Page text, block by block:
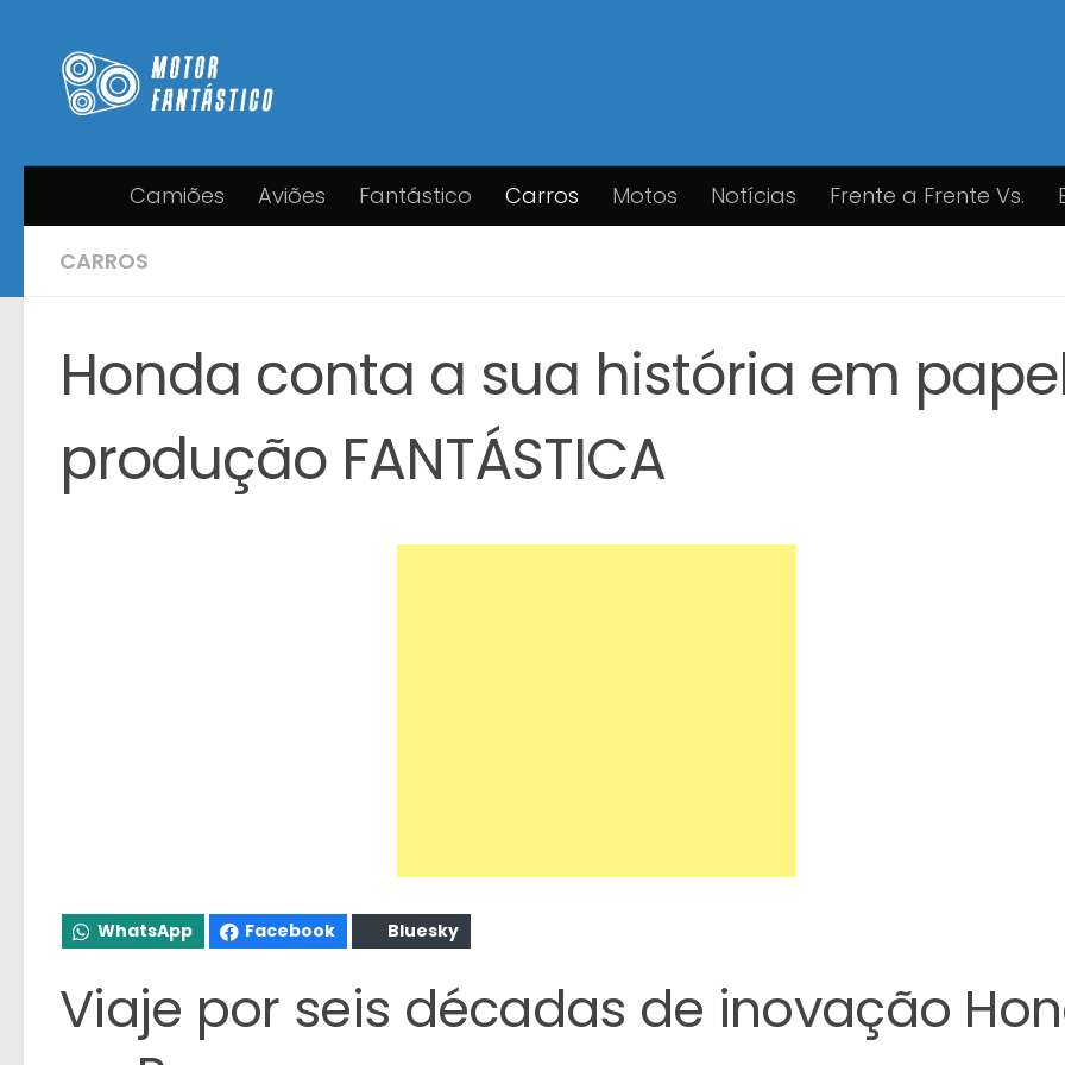
Camiões Aviões Fantástico Carros Motos Notícias Frente a Frente Vs.
CARROS
Honda conta a sua história em
produção FANTÁSTICA
WhatsApp Facebook Bluesky
Viaje por seis décadas de inovação